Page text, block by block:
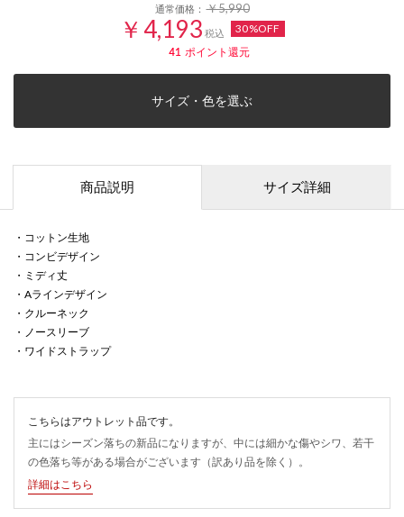
通常価格：￥5,990
￥4,193 税込 30%OFF
41ポイント還元
サイズ・色を選ぶ
商品説明 サイズ詳細
・コットン生地
・コンビデザイン
・ミディ丈
・Aラインデザイン
・クルーネック
・ノースリーブ
・ワイドストラップ
こちらはアウトレット品です。
主にはシーズン落ちの新品になりますが、中には細かな傷やシワ、若干
の色落ち等がある場合がございます（訳あり品を除く）。
詳細はこちら